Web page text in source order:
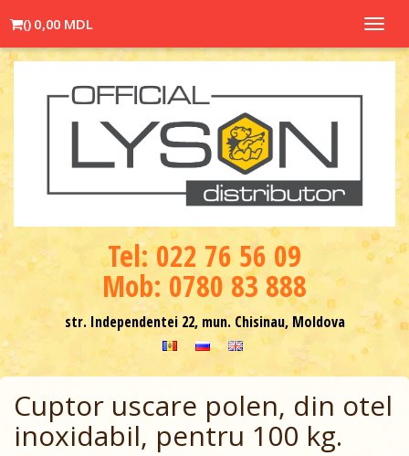
() 0,00 MDL
Теl: 022 76 56 09
Mob: 0780 83 888
str. Independentei 22, mun. Chisinau, Moldova
Cuptor uscare polen, din otel
inoxidabil, pentru 100 kg.